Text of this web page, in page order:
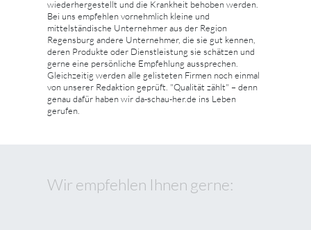
wiederhergestellt und die Krankheit behoben werden.
Bei uns empfehlen vornehmlich kleine und
mittelständische Unternehmer aus der Region
Regensburg andere Unternehmer, die sie gut kennen,
deren Produkte oder Dienstleistung sie schätzen und
gerne eine persönliche Empfehlung aussprechen.
Gleichzeitig werden alle gelisteten Firmen noch einmal
von unserer Redaktion geprüft. "Qualität zählt" – denn
genau dafür haben wir da-schau-her.de ins Leben
gerufen.
Wir empfehlen Ihnen gerne: